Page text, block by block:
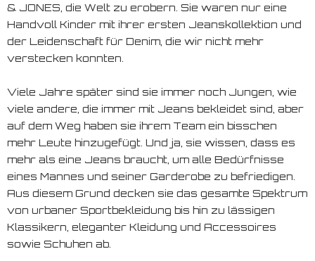
& JONES, die Welt zu erobern. Sie waren nur eine
Handvoll Kinder mit ihrer ersten Jeanskollektion und
der Leidenschaft für Denim, die wir nicht mehr
verstecken konnten.
Viele Jahre später sind sie immer noch Jungen, wie
viele andere, die immer mit Jeans bekleidet sind, aber
auf dem Weg haben sie ihrem Team ein bisschen
mehr Leute hinzugefügt. Und ja, sie wissen, dass es
mehr als eine Jeans braucht, um alle Bedürfnisse
eines Mannes und seiner Garderobe zu befriedigen.
Aus diesem Grund decken sie das gesamte Spektrum
von urbaner Sportbekleidung bis hin zu lässigen
Klassikern, eleganter Kleidung und Accessoires
sowie Schuhen ab.